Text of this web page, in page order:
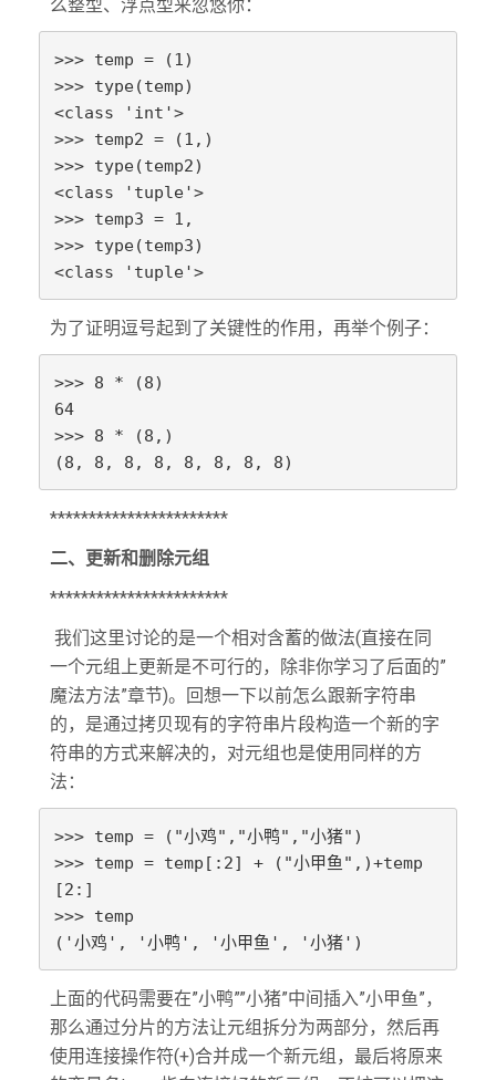
么整型、浮点型来忽悠你：
>>> temp = (1)
>>> type(temp)
<class 'int'>
>>> temp2 = (1,)
>>> type(temp2)
<class 'tuple'>
>>> temp3 = 1,
>>> type(temp3)
<class 'tuple'>
为了证明逗号起到了关键性的作用，再举个例子：
>>> 8 * (8)
64
>>> 8 * (8,)
(8, 8, 8, 8, 8, 8, 8, 8)
***********************
二、更新和删除元组
***********************
我们这里讨论的是一个相对含蓄的做法(直接在同
一个元组上更新是不可行的，除非你学习了后面的”
魔法方法”章节)。回想一下以前怎么跟新字符串
的，是通过拷贝现有的字符串片段构造一个新的字
符串的方式来解决的，对元组也是使用同样的方
法：
>>> temp = ("小鸡","小鸭","小猪")
>>> temp = temp[:2] + ("小甲鱼",)+temp
[2:]
>>> temp
('小鸡', '小鸭', '小甲鱼', '小猪')
上面的代码需要在”小鸭””小猪”中间插入”小甲鱼”，
那么通过分片的方法让元组拆分为两部分，然后再
使用连接操作符(+)合并成一个新元组，最后将原来